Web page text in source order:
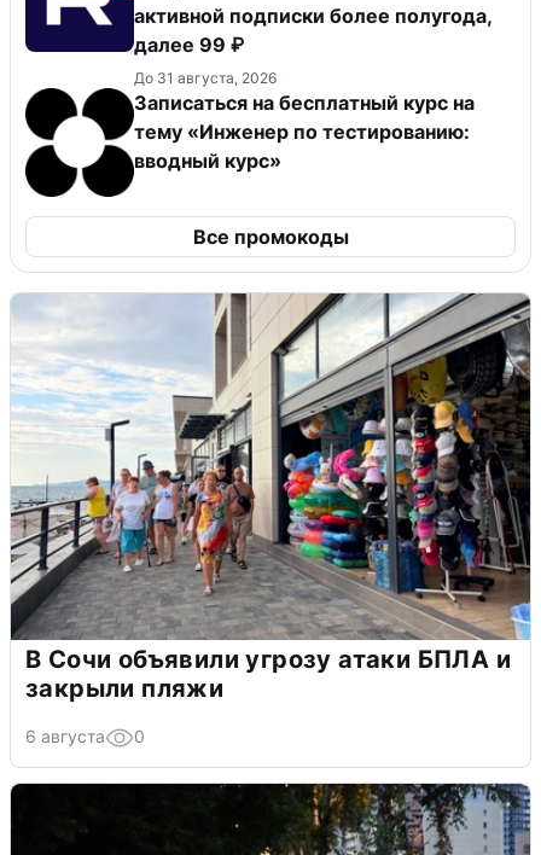
активной подписки более полугода,
далее 99 ₽
До 31 августа, 2026
Записаться на бесплатный курс на
тему «Инженер по тестированию:
вводный курс»
Все промокоды
В Сочи объявили угрозу атаки БПЛА и
закрыли пляжи
6 августа 0